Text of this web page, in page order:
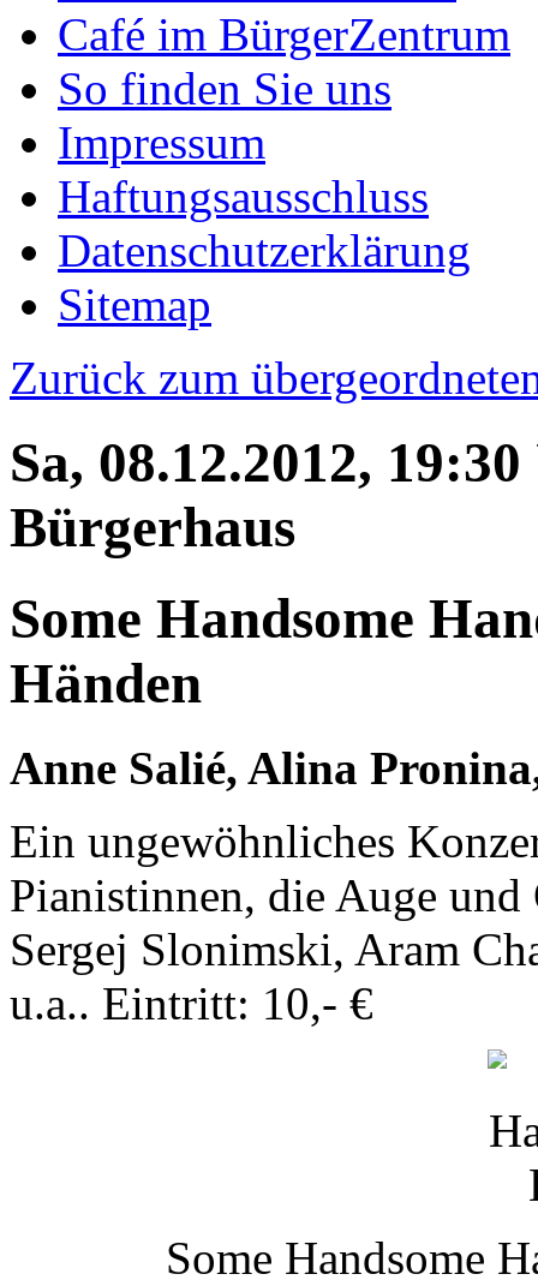
Café im BürgerZentrum
So finden Sie uns
Impressum
Haftungsausschluss
Datenschutzerklärung
Sitemap
Zurück zum
Sa, 08.12.2012,
Bürgerhaus
Some Handsome
Händen
Anne Salié, Alina
Ein ungewöhnliches
Pianistinnen, die Auge
Sergej Slonimski, Aram
u.a.. Eintritt: 10,- €
Some Handsome